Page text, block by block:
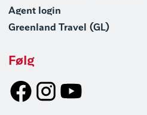
Agent login
Greenland Travel (GL)
Følg